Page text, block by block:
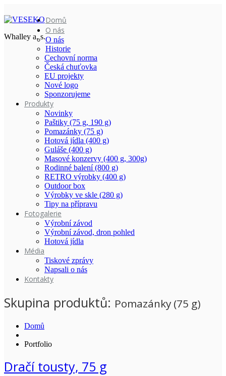
Whalley a. s.
Domů
O nás
O nás
Historie
Cechovní norma
Česká chuťovka
EU projekty
Nové logo
Sponzorujeme
Produkty
Novinky
Paštiky (75 g, 190 g)
Pomazánky (75 g)
Hotová jídla (400 g)
Guláše (400 g)
Masové konzervy (400 g, 300g)
Rodinné balení (800 g)
RETRO výrobky (400 g)
Outdoor box
Výrobky ve skle (280 g)
Tipy na přípravu
Fotogalerie
Výrobní závod
Výrobní závod, dron pohled
Hotová jídla
Média
Tiskové zprávy
Napsali o nás
Kontakty
Skupina produktů: Pomazánky (75 g)
Domů
Portfolio
Dračí tousty, 75 g